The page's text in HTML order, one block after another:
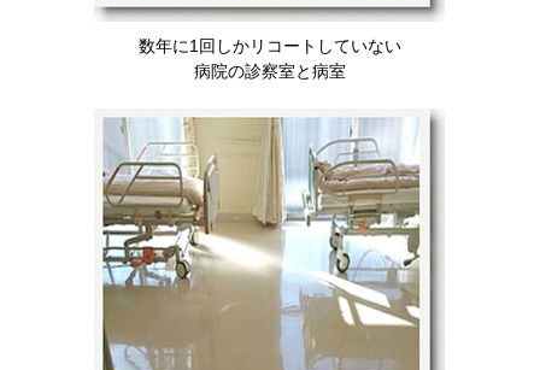
数年に1回しかリコートしていない
病院の診察室と病室